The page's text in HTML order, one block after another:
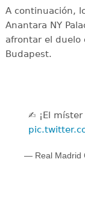
A continuación,
Anantara NY
afrontar el duelo
Budapest.
✍️ ¡El
— Real Madrid